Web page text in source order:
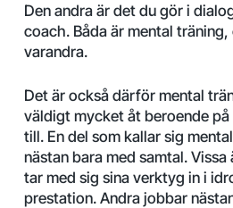
Den andra är det du gör i
coach. Båda är mental
varandra.
Det är också därför mental
väldigt mycket åt beroende på
till. En del som kallar sig
nästan bara med samtal.
tar med sig sina verktyg in i
prestation. Andra jobbar